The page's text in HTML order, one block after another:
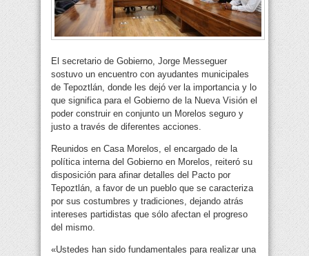
El secretario de Gobierno, Jorge Messeguer
sostuvo un encuentro con ayudantes municipales
de Tepoztlán, donde les dejó ver la importancia y lo
que significa para el Gobierno de la Nueva Visión el
poder construir en conjunto un Morelos seguro y
justo a través de diferentes acciones.
Reunidos en Casa Morelos, el encargado de la
política interna del Gobierno en Morelos, reiteró su
disposición para afinar detalles del Pacto por
Tepoztlán, a favor de un pueblo que se caracteriza
por sus costumbres y tradiciones, dejando atrás
intereses partidistas que sólo afectan el progreso
del mismo.
«Ustedes han sido fundamentales para realizar una